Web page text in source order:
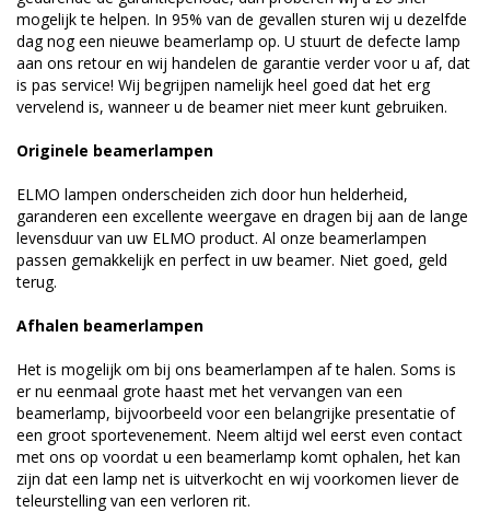
mogelijk te helpen. In 95% van de gevallen sturen wij u dezelfde
dag nog een nieuwe beamerlamp op. U stuurt de defecte lamp
aan ons retour en wij handelen de garantie verder voor u af, dat
is pas service! Wij begrijpen namelijk heel goed dat het erg
vervelend is, wanneer u de beamer niet meer kunt gebruiken.
Originele beamerlampen
ELMO lampen onderscheiden zich door hun helderheid,
garanderen een excellente weergave en dragen bij aan de lange
levensduur van uw ELMO product. Al onze beamerlampen
passen gemakkelijk en perfect in uw beamer. Niet goed, geld
terug.
Afhalen beamerlampen
Het is mogelijk om bij ons beamerlampen af te halen. Soms is
er nu eenmaal grote haast met het vervangen van een
beamerlamp, bijvoorbeeld voor een belangrijke presentatie of
een groot sportevenement. Neem altijd wel eerst even contact
met ons op voordat u een beamerlamp komt ophalen, het kan
zijn dat een lamp net is uitverkocht en wij voorkomen liever de
teleurstelling van een verloren rit.